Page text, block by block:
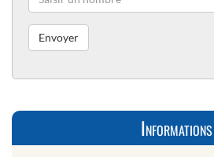
Informations